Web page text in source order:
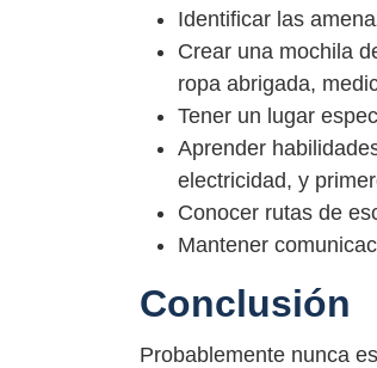
Identificar las
Crear una mochila
ropa abrigada,
Tener un lugar
Aprender
electricidad, y
Conocer rutas de
Mantener
Conclusión
Probablemente nunca